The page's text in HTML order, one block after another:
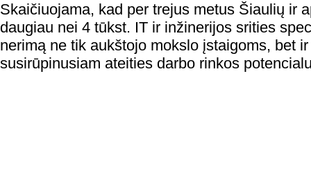
Skaičiuojama, kad per trejus metus Šiaulių ir
daugiau nei 4 tūkst. IT ir inžinerijos srities
nerimą ne tik aukštojo mokslo įstaigoms, bet
susirūpinusiam ateities darbo rinkos